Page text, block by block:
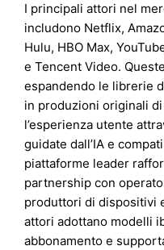
I principali attori nel
includono Netflix,
Hulu, HBO Max,
e Tencent Video.
espandendo le librerie
in produzioni originali
l’esperienza utente
guidate dall’IA e
piattaforme leader
partnership con
produttori di dispositivi
attori adottano modelli
abbonamento e